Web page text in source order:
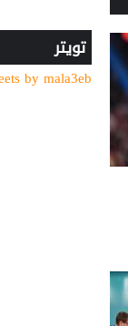
جبهة
تويتر
by mala3eb